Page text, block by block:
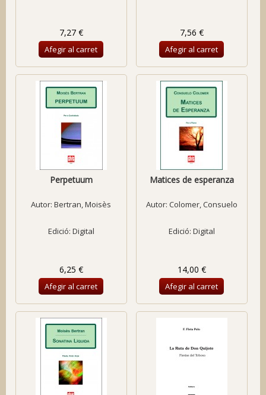
7,27 €
Afegir al carret
7,56 €
Afegir al carret
Perpetuum
Autor:Bertran, Moisès
Edició: Digital
6,25 €
Afegir al carret
Matices de esperanza
Autor: Colomer, Consuelo
Edició: Digital
14,00 €
Afegir al carret